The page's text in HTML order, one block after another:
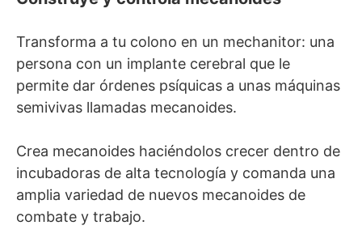
Transforma a tu colono en un mechanitor: una
persona con un implante cerebral que le
permite dar órdenes psíquicas a unas máquinas
semivivas llamadas mecanoides.
Crea mecanoides haciéndolos crecer dentro de
incubadoras de alta tecnología y comanda una
amplia variedad de nuevos mecanoides de
combate y trabajo.